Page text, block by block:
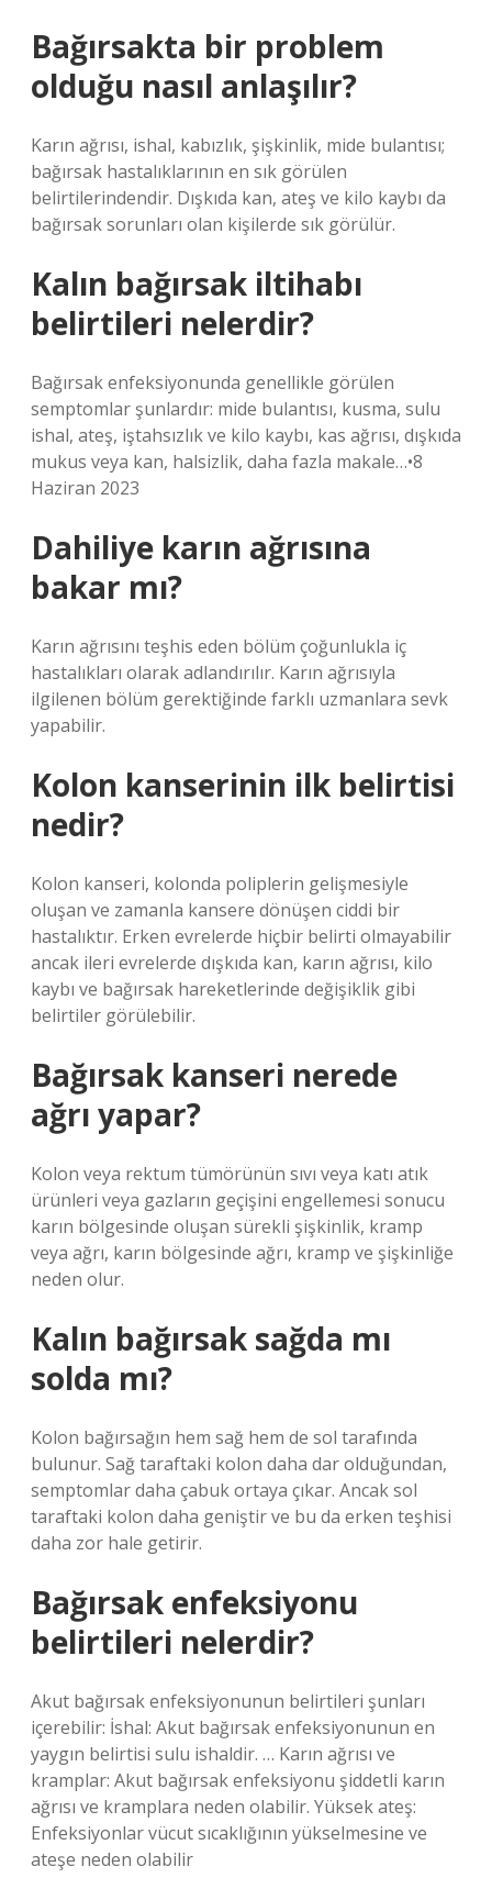
Bağırsakta bir problem
olduğu nasıl anlaşılır?
Karın ağrısı, ishal, kabızlık, şişkinlik, mide bulantısı;
bağırsak hastalıklarının en sık görülen
belirtilerindendir. Dışkıda kan, ateş ve kilo kaybı da
bağırsak sorunları olan kişilerde sık görülür.
Kalın bağırsak iltihabı
belirtileri nelerdir?
Bağırsak enfeksiyonunda genellikle görülen
semptomlar şunlardır: mide bulantısı, kusma, sulu
ishal, ateş, iştahsızlık ve kilo kaybı, kas ağrısı, dışkıda
mukus veya kan, halsizlik, daha fazla makale…•8
Haziran 2023
Dahiliye karın ağrısına
bakar mı?
Karın ağrısını teşhis eden bölüm çoğunlukla iç
hastalıkları olarak adlandırılır. Karın ağrısıyla
ilgilenen bölüm gerektiğinde farklı uzmanlara sevk
yapabilir.
Kolon kanserinin ilk belirtisi
nedir?
Kolon kanseri, kolonda poliplerin gelişmesiyle
oluşan ve zamanla kansere dönüşen ciddi bir
hastalıktır. Erken evrelerde hiçbir belirti olmayabilir
ancak ileri evrelerde dışkıda kan, karın ağrısı, kilo
kaybı ve bağırsak hareketlerinde değişiklik gibi
belirtiler görülebilir.
Bağırsak kanseri nerede
ağrı yapar?
Kolon veya rektum tümörünün sıvı veya katı atık
ürünleri veya gazların geçişini engellemesi sonucu
karın bölgesinde oluşan sürekli şişkinlik, kramp
veya ağrı, karın bölgesinde ağrı, kramp ve şişkinliğe
neden olur.
Kalın bağırsak sağda mı
solda mı?
Kolon bağırsağın hem sağ hem de sol tarafında
bulunur. Sağ taraftaki kolon daha dar olduğundan,
semptomlar daha çabuk ortaya çıkar. Ancak sol
taraftaki kolon daha geniştir ve bu da erken teşhisi
daha zor hale getirir.
Bağırsak enfeksiyonu
belirtileri nelerdir?
Akut bağırsak enfeksiyonunun belirtileri şunları
içerebilir: İshal: Akut bağırsak enfeksiyonunun en
yaygın belirtisi sulu ishaldir. … Karın ağrısı ve
kramplar: Akut bağırsak enfeksiyonu şiddetli karın
ağrısı ve kramplara neden olabilir. Yüksek ateş:
Enfeksiyonlar vücut sıcaklığının yükselmesine ve
ateşe neden olabilir